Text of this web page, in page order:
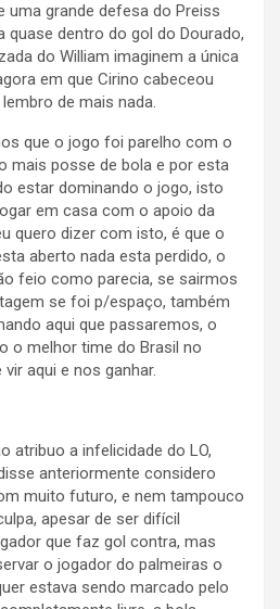
uma grande defesa do Preiss
quase dentro do gol do Dourado,
do William imaginem a única
em que Cirino cabeceou
de mais nada.
que o jogo foi parelho com o
mais posse de bola e por esta
estar dominando o jogo, isto
em casa com o apoio da
quero dizer com isto, é que o
aberto nada esta perdido, o
feio como parecia, se sairmos
se foi p/espaço, também
aqui que passaremos, o
o melhor time do Brasil no
aqui e nos ganhar.
atribuo a infelicidade do LO,
anteriormente considero
muito futuro, e nem tampouco
apesar de ser difícil
que faz gol contra, mas
o jogador do palmeiras o
estava sendo marcado pelo